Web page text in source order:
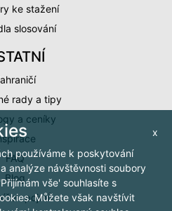
ke stažení
slosování
rady a tipy
a ceníky
FAQ
Blog
pojmů
x
používáme k poskytování
analýze návštěvnosti soubory
vše' souhlasíte s
Můžete však navštívit